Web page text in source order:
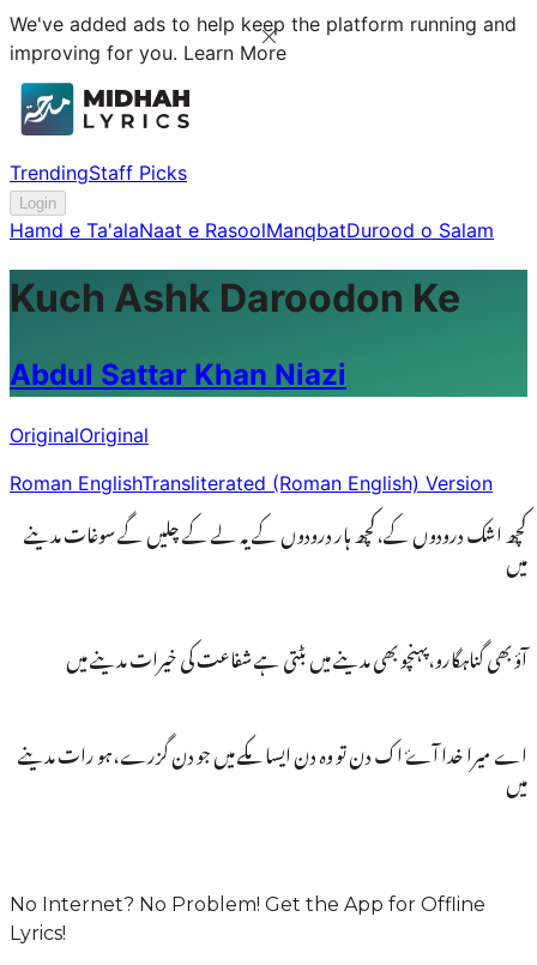
We've added ads to help keep the platform running and
improving for you. Learn More
TrendingStaff Picks
Login
Hamd e Ta'alaNaat e RasoolManqbatDurood o Salam
Kuch Ashk Daroodon Ke
Abdul Sattar Khan Niazi
OriginalOriginal
Roman EnglishTransliterated (Roman English) Version
کچھ اشک درودوں کے،کچھ ہار درودوں کے یہ لے کے چلیں گے سوغات مدینے
میں
آؤ بھی گناہگارو،پہنچو بھی مدینے میں بٹتی ہے شفاعت کی خیرات مدینے میں
اے میرا خدا آۓ اک دن تو وہ دن ایسا مکے میں جو دن گزرے،ہو رات مدینے
میں
No Internet? No Problem! Get the App for Offline
Lyrics!